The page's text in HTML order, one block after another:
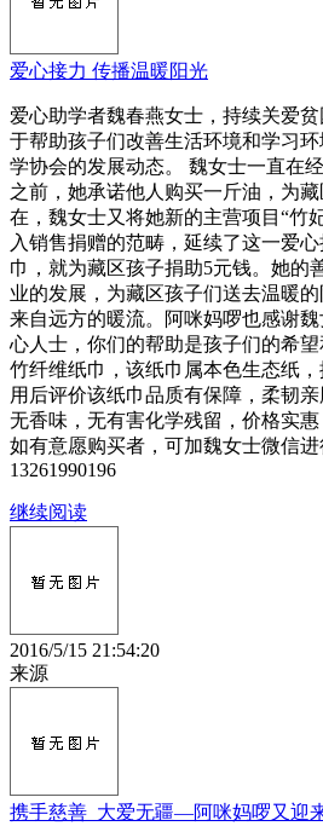
爱心接力 传播温暖阳光
爱心助学者魏春燕女士，持续关爱
于帮助孩子们改善生活环境和学习
学协会的发展动态。 魏女士一直在
之前，她承诺他人购买一斤油，为
在，魏女士又将她新的主营项目“竹
入销售捐赠的范畴，延续了这一爱
巾，就为藏区孩子捐助5元钱。她的
业的发展，为藏区孩子们送去温暖
来自远方的暖流。阿咪妈啰也感谢
心人士，你们的帮助是孩子们的希
竹纤维纸巾，该纸巾属本色生态纸
用后评价该纸巾品质有保障，柔韧亲
无香味，无有害化学残留，价格实惠
如有意愿购买者，可加魏女士微信进
13261990196
继续阅读
2016/5/15 21:54:20
来源
携手慈善 大爱无疆—阿咪妈啰又迎